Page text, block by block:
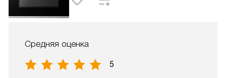
Средняя оценка
5